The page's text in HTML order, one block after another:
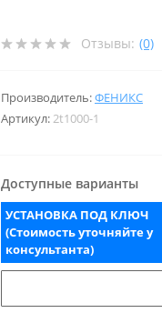
Отзывы: (0)
Производитель:ФЕНИКС
Артикул:2t1000-1
Доступные варианты
УСТАНОВКА ПОД КЛЮЧ
(Стоимость уточняйте у
консультанта)